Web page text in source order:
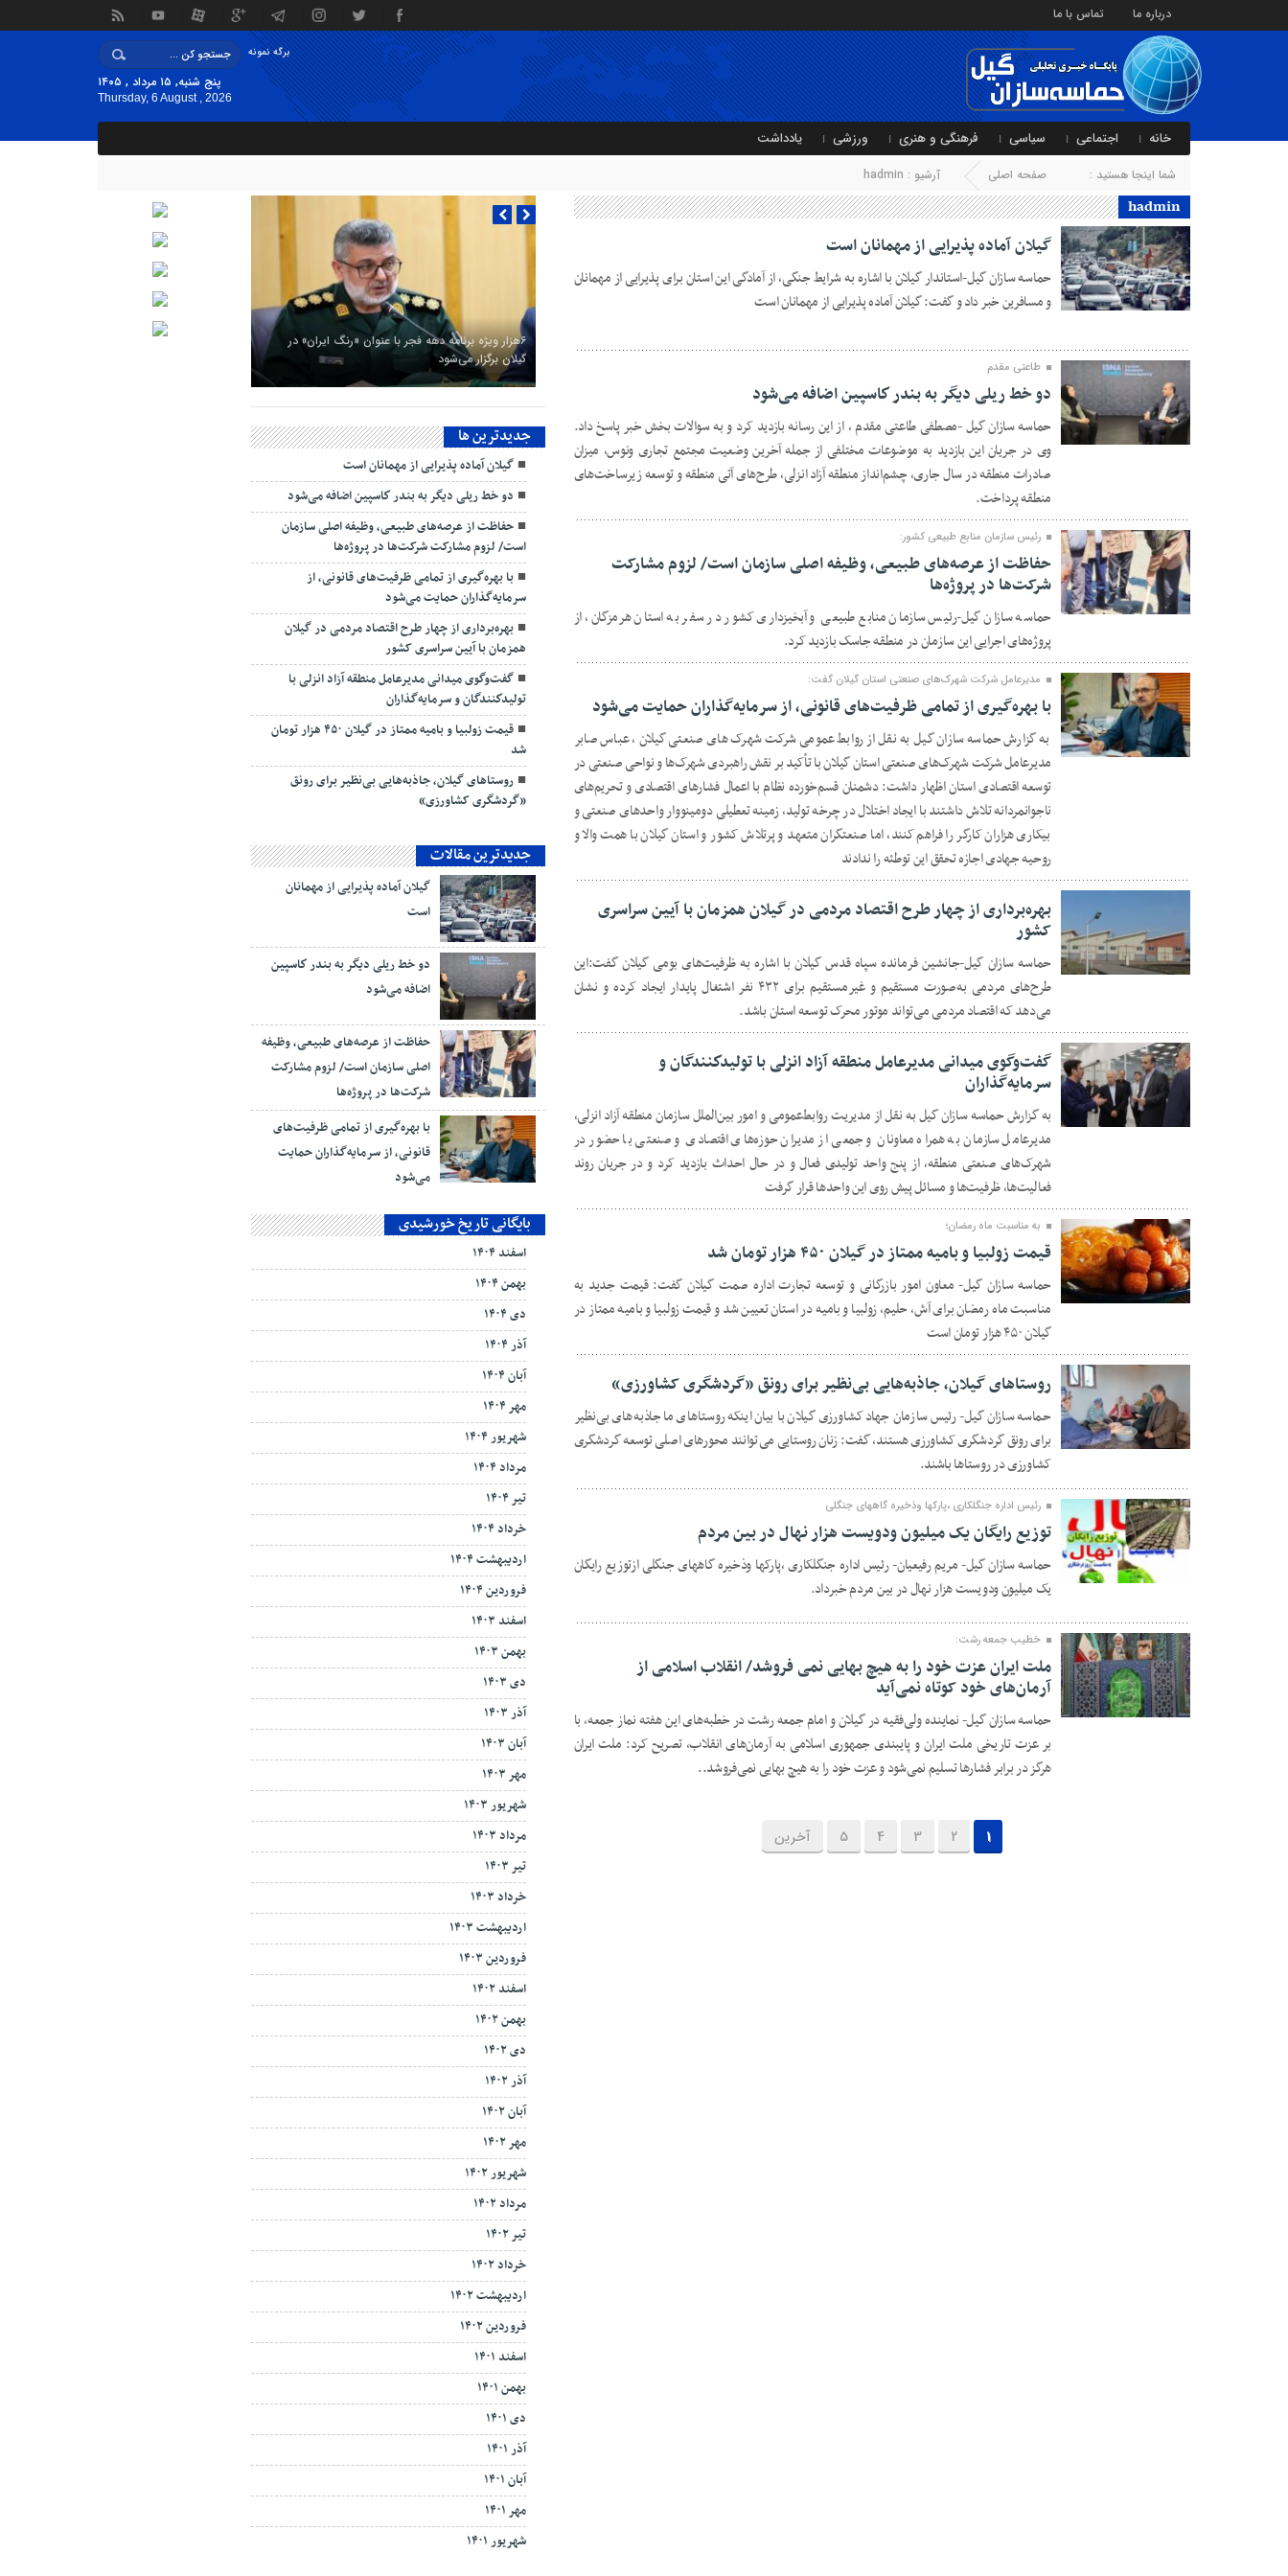
درباره ما تماس با ما
برگه نمونه
پنج شنبه, ۱۵ مرداد , ۱۴۰۵
Thursday, 6 August , 2026
خانه اجتماعی سیاسی فرهنگی و هنری ورزشی یادداشت
شما اینجا هستید : صفحه اصلی آرشیو : hadmin
hadmin
۱۶ اسفند ۱۴۰۴
گیلان آماده پذیرایی‌ از مهمانان است
حماسه سازان گیل-استاندار گیلان با اشاره به‌ شرایط جنگی، از آمادگی این استان برای پذیرایی از مهمانان
و مسافرین خبر داد و گفت: گیلان آماده پذیرایی‌ از مهمانان است
۰۴ اسفند ۱۴۰۴
طاعتی مقدم
دو خط ریلی دیگر به بندر كاسپین اضافه می‌شود
حماسه سازان گیل -مصطفی طاعتی مقدم ، از این رسانه بازدید کرد و به سوالات بخش خبر پاسخ داد.
وی در جریان این بازدید به موضوعات مختلفی از جمله آخرین وضعیت مجتمع تجاری ونوس، میزان
صادرات منطقه در سال جاری، چشم‌انداز منطقه آزاد انزلی، طرح‌های آتی منطقه و توسعه زیرساخت‌های
منطقه پرداخت.
۰۱ اسفند ۱۴۰۴
رئیس سازمان منابع طبیعی کشور:
حفاظت از عرصه‌های طبیعی، وظیفه اصلی سازمان است/ لزوم مشارکت
شرکت‌ها در پروژه‌ها
حماسه سازان گیل-رئیس سازمان منابع طبیعی و آبخیزداری کشور در سفر به استان هرمزگان، از
پروژه‌های اجرایی این سازمان در منطقه جاسک بازدید کرد.
۳۰ بهمن ۱۴۰۴
مدیرعامل شرکت شهرک‌های صنعتی استان گیلان گفت:
با بهره‌گیری از تمامی ظرفیت‌های قانونی، از سرمایه‌گذاران حمایت می‌شود
به گزارش حماسه سازان گیل به نقل از روابط عمومی شرکت شهرک های صنعتی گیلان ، عباس صابر
مدیرعامل شرکت شهرک‌های صنعتی استان گیلان با تأکید بر نقش راهبردی شهرک‌ها و نواحی صنعتی در
توسعه اقتصادی استان اظهار داشت: دشمنان قسم‌خورده نظام با اعمال فشارهای اقتصادی و تحریم‌های
ناجوانمردانه تلاش داشتند با ایجاد اختلال در چرخه تولید، زمینه تعطیلی دومینووار واحدهای صنعتی و
بیکاری هزاران کارگر را فراهم کنند، اما صنعتگران متعهد و پرتلاش کشور و استان گیلان با همت والا و
روحیه جهادی اجازه تحقق این توطئه را ندادند
۳۰ بهمن ۱۴۰۴
بهره‌برداری از چهار طرح اقتصاد مردمی در گیلان همزمان با آیین سراسری
کشور
حماسه سازان گیل-جانشین فرمانده سپاه قدس گیلان با اشاره به ظرفیت‌های بومی گیلان گفت:این
طرح‌های مردمی به‌صورت مستقیم و غیرمستقیم برای ۴۳۲ نفر اشتغال پایدار ایجاد کرده و نشان
می‌دهد که اقتصاد مردمی می‌تواند موتور محرک توسعه استان باشد.
گفت‌وگوی میدانی مدیرعامل منطقه آزاد انزلی با تولیدكنندگان و
سرمایه‌گذاران
به گزارش حماسه سازان گیل به نقل از مدیریت روابط‌عمومی و امور بین‌الملل سازمان منطقه آزاد انزلی،
مدیرعامل سازمان به همراه معاونان و جمعی از مدیران حوزه‌های اقتصادی و صنعتی با حضور در
شهرک‌های صنعتی منطقه، از پنج واحد تولیدی فعال و در حال احداث بازدید کرد و در جریان روند
فعالیت‌ها، ظرفیت‌ها و مسائل پیش‌ روی این واحدها قرار گرفت
۳۰ بهمن ۱۴۰۴
به مناسبت ماه رمضان؛
قیمت زولبیا و بامیه ممتاز در گیلان ۴۵۰ هزار تومان شد
حماسه سازان گیل- معاون امور بازرگانی و توسعه تجارت اداره صمت گیلان گفت: قیمت جدید به
مناسبت ماه رمضان برای آش، حلیم، زولبیا و بامیه در استان تعیین شد و قیمت زولبیا و بامیه ممتاز در
گیلان ۴۵۰ هزار تومان است
روستاهای گیلان، جاذبه‌هایی بی‌نظیر برای رونق «گردشگری کشاورزی»
حماسه سازان گیل- رئیس سازمان جهاد کشاورزی گیلان با بیان اینکه روستاهای ما جاذبه های بی نظیر
برای رونق گردشگری کشاورزی هستند، گفت: زنان روستایی می توانند محورهای اصلی توسعه گردشگری
کشاورزی در روستاها باشند.
رئیس اداره جنگلکاری ،پارکها وذخیره گاههای جنگلی
توزیع رایگان یک میلیون ودویست هزار نهال در بین مردم
حماسه سازان گیل- مریم رفیعیان- رئیس اداره جنگلکاری ،پارکها وذخیره گاههای جنگلی ازتوزیع رایگان
یک میلیون ودویست هزار نهال در بین مردم خبرداد.
۲۴ بهمن ۱۴۰۴
خطیب جمعه رشت:
ملت ایران عزت خود را به هیچ بهایی نمی فروشد/ انقلاب اسلامی از
آرمان‌های خود کوتاه نمی‌آید
حماسه سازان گیل- نماینده ولی‌فقیه در گیلان و امام جمعه رشت در خطبه‌های این هفته نماز جمعه، با
بر عزت تاریخی ملت ایران و پایبندی جمهوری اسلامی به آرمان‌های انقلاب، تصریح کرد: ملت ایران
هرگز در برابر فشارها تسلیم نمی‌شود و عزت خود را به هیچ بهایی نمی‌فروشد..
1
2
3
4
5 آخرین
۶هزار ویژه برنامه دهه فجر با عنوان «رنگ ایران» در
گیلان برگزار می‌شود
جديدترين ها
گیلان آماده پذیرایی‌ از مهمانان است
دو خط ریلی دیگر به بندر كاسپین اضافه می‌شود
حفاظت از عرصه‌های طبیعی، وظیفه اصلی سازمان
است/ لزوم مشارکت شرکت‌ها در پروژه‌ها
با بهره‌گیری از تمامی ظرفیت‌های قانونی، از
سرمایه‌گذاران حمایت می‌شود
بهره‌برداری از چهار طرح اقتصاد مردمی در گیلان
همزمان با آیین سراسری کشور
گفت‌وگوی میدانی مدیرعامل منطقه آزاد انزلی با
تولیدكنندگان و سرمایه‌گذاران
قیمت زولبیا و بامیه ممتاز در گیلان ۴۵۰ هزار تومان
شد
روستاهای گیلان، جاذبه‌هایی بی‌نظیر برای رونق
«گردشگری کشاورزی»
جدیدترین مقالات
گیلان آماده پذیرایی‌ از مهمانان
است
دو خط ریلی دیگر به بندر كاسپین
اضافه می‌شود
حفاظت از عرصه‌های طبیعی، وظیفه
اصلی سازمان است/ لزوم مشارکت
شرکت‌ها در پروژه‌ها
با بهره‌گیری از تمامی ظرفیت‌های
قانونی، از سرمایه‌گذاران حمایت
می‌شود
بایگانی تاریخ خورشیدی
اسفند ۱۴۰۴
بهمن ۱۴۰۴
دی ۱۴۰۴
آذر ۱۴۰۴
آبان ۱۴۰۴
مهر ۱۴۰۴
شهریور ۱۴۰۴
مرداد ۱۴۰۴
تیر ۱۴۰۴
خرداد ۱۴۰۴
اردیبهشت ۱۴۰۴
فروردین ۱۴۰۴
اسفند ۱۴۰۳
بهمن ۱۴۰۳
دی ۱۴۰۳
آذر ۱۴۰۳
آبان ۱۴۰۳
مهر ۱۴۰۳
شهریور ۱۴۰۳
مرداد ۱۴۰۳
تیر ۱۴۰۳
خرداد ۱۴۰۳
اردیبهشت ۱۴۰۳
فروردین ۱۴۰۳
اسفند ۱۴۰۲
بهمن ۱۴۰۲
دی ۱۴۰۲
آذر ۱۴۰۲
آبان ۱۴۰۲
مهر ۱۴۰۲
شهریور ۱۴۰۲
مرداد ۱۴۰۲
تیر ۱۴۰۲
خرداد ۱۴۰۲
اردیبهشت ۱۴۰۲
فروردین ۱۴۰۲
اسفند ۱۴۰۱
بهمن ۱۴۰۱
دی ۱۴۰۱
آذر ۱۴۰۱
آبان ۱۴۰۱
مهر ۱۴۰۱
شهریور ۱۴۰۱